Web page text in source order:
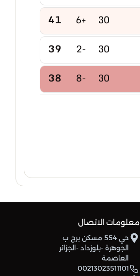
30
+6
41
30
-2
39
30
-8
38
30
-5
30
-12
31
معلومات الاتصال
حي 554 مسكن برج ب
الجوهرة -بلوزداد -الجزائر
العاصمة
00213023511101